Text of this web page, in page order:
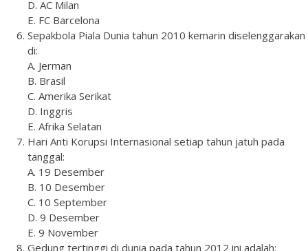
D. AC Milan
E. FC Barcelona
Sepakbola Piala Dunia tahun 2010 kemarin diselenggarakan
di:
A. Jerman
B. Brasil
C. Amerika Serikat
D. Inggris
E. Afrika Selatan
Hari Anti Korupsi Internasional setiap tahun jatuh pada
tanggal:
A. 19 Desember
B. 10 Desember
C. 10 September
D. 9 Desember
E. 9 November
Gedung tertinggi di dunia pada tahun 2012 ini adalah: